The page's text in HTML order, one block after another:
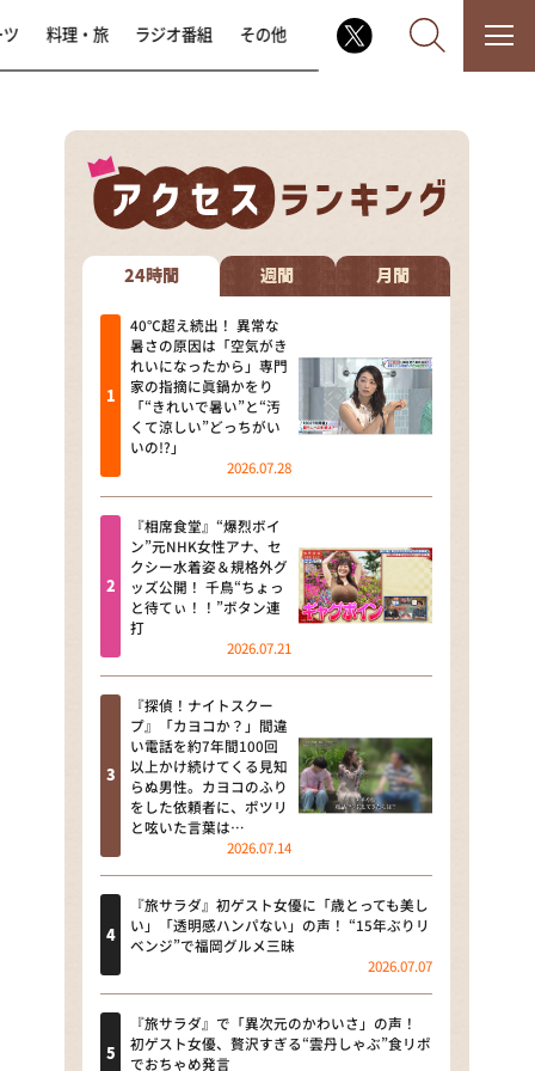
なるみ・岡村の過ぎるTV
相席食堂
これ余談なんですけど・・・
～人生密着トークバラエティ！
～ やすとものいたって真剣です
探偵！ナイトスクープ
news おかえり
河合＆A.B.C-Z塚田×福井アナ
「なんでやねん！？」（news お
かえり）
DAIGOも台所 ～きょうの献立 何
にする？～
本日はダイアンなり！シーズン２
朝だ！生です旅サラダ
教えて！ニュースライブ 正義の
ミカタ
ＬＩＦＥ～夢のカタチ～
新婚さんいらっしゃい！
ザキ山小屋本館
料理・旅 ラジオ番組 その他
24時間 週間 月間
40℃超え続出！ 異常な
暑さの原因は「空気がき
れいになったから」専門
家の指摘に眞鍋かをり
「“きれいで暑い”と“汚
くて涼しい”どっちがい
いの!?」
2026.07.28
『相席食堂』“爆烈ボイ
ン”元NHK女性アナ、セ
クシー水着姿＆規格外グ
ッズ公開！ 千鳥“ちょっ
と待てぃ！！”ボタン連
打
2026.07.21
『探偵！ナイトスクー
プ』「カヨコか？」間違
い電話を約7年間100回
以上かけ続けてくる見知
らぬ男性。カヨコのふり
をした依頼者に、ポツリ
と呟いた言葉は…
2026.07.14
『旅サラダ』初ゲスト女優に「歳とっても美し
い」「透明感ハンパない」の声！ “15年ぶりリ
ベンジ”で福岡グルメ三昧
2026.07.07
『旅サラダ』で「異次元のかわいさ」の声！
初ゲスト女優、贅沢すぎる“雲丹しゃぶ”食リポ
でおちゃめ発言